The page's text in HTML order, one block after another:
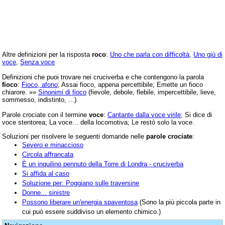
Altre definizioni per la risposta roco: Uno che parla con difficoltà Uno giù di
voce Senza voce
Definizioni che puoi trovare nei cruciverba e che contengono la parola
fioco: Fioco, afono; Assai fioco, appena percettibile; Emette un fioco
chiarore. »» Sinonimi di fioco (fievole, debole, flebile, impercettibile, lieve,
sommesso, indistinto, ...).
Parole crociate con il termine voce: Cantante dalla voce virile; Si dice di
voce stentorea; La voce... della locomotiva; Le restò solo la voce.
Soluzioni per risolvere le seguenti domande nelle parole crociate:
Severo e minaccioso
Circola affrancata
È un inquilino pennuto della Torre di Londra - cruciverba
Si affida al caso
Soluzione per: Poggiano sulle traversine
Donne... sinistre
Possono liberare un'energia spaventosa (Sono la più piccola parte in
cui può essere suddiviso un elemento chimico.)